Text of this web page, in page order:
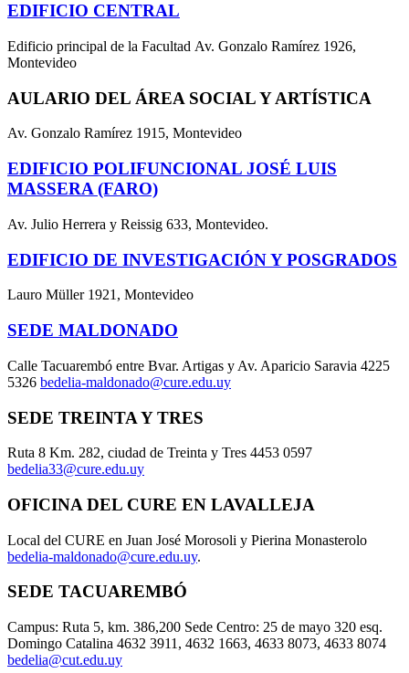
EDIFICIO CENTRAL
Edificio principal de la Facultad Av. Gonzalo Ramírez 1926,
Montevideo
AULARIO DEL ÁREA SOCIAL Y ARTÍSTICA
Av. Gonzalo Ramírez 1915, Montevideo
EDIFICIO POLIFUNCIONAL JOSÉ LUIS
MASSERA (FARO)
Av. Julio Herrera y Reissig 633, Montevideo.
EDIFICIO DE INVESTIGACIÓN Y POSGRADOS
Lauro Müller 1921, Montevideo
SEDE MALDONADO
Calle Tacuarembó entre Bvar. Artigas y Av. Aparicio Saravia 4225
5326 bedelia-maldonado@cure.edu.uy
SEDE TREINTA Y TRES
Ruta 8 Km. 282, ciudad de Treinta y Tres 4453 0597
bedelia33@cure.edu.uy
OFICINA DEL CURE EN LAVALLEJA
Local del CURE en Juan José Morosoli y Pierina Monasterolo
bedelia-maldonado@cure.edu.uy.
SEDE TACUAREMBÓ
Campus: Ruta 5, km. 386,200 Sede Centro: 25 de mayo 320 esq.
Domingo Catalina 4632 3911, 4632 1663, 4633 8073, 4633 8074
bedelia@cut.edu.uy